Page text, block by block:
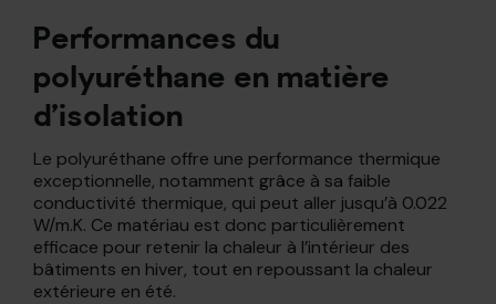
Performances du
polyuréthane en matière
d’isolation
Le polyuréthane offre une performance thermique
exceptionnelle, notamment grâce à sa faible
conductivité thermique, qui peut aller jusqu’à 0.022
W/m.K. Ce matériau est donc particulièrement
efficace pour retenir la chaleur à l’intérieur des
bâtiments en hiver, tout en repoussant la chaleur
extérieure en été.